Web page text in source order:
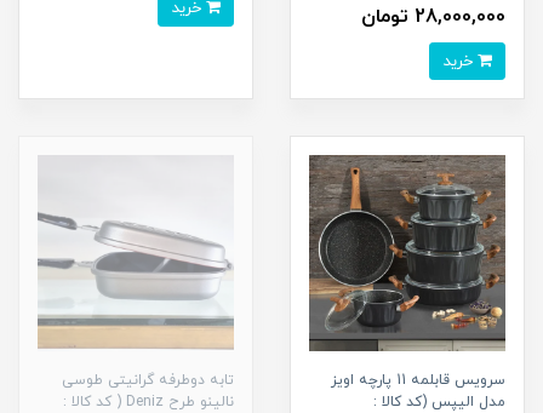
28,000,000 تومان
سرویس قابلمه 11 پارچه اویز
مدل الیپس (کد کالا :
تابه دوطرفه گرانیتی طوسی
نالینو طرح Deniz ( کد کالا :